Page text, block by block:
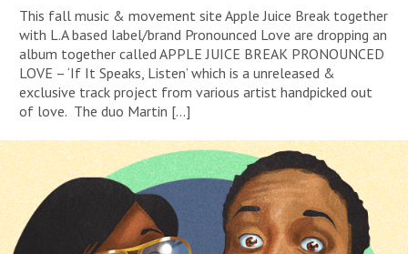
This fall music & movement site Apple Juice Break together
with L.A based label/brand Pronounced Love are dropping an
album together called APPLE JUICE BREAK PRONOUNCED
LOVE – ‘If It Speaks, Listen’ which is a unreleased &
exclusive track project from various artist handpicked out
of love. The duo Martin […]